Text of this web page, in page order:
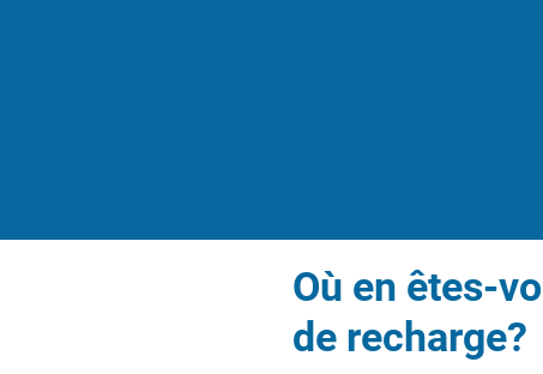
Où en êtes-
de recharge?